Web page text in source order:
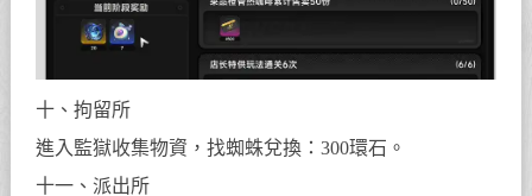
十、拘留所
進入監獄收集物資，找蜘蛛兌換：300環石。
十一、派出所